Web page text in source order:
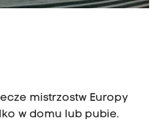
mistrzostw Europy
w domu lub pubie.